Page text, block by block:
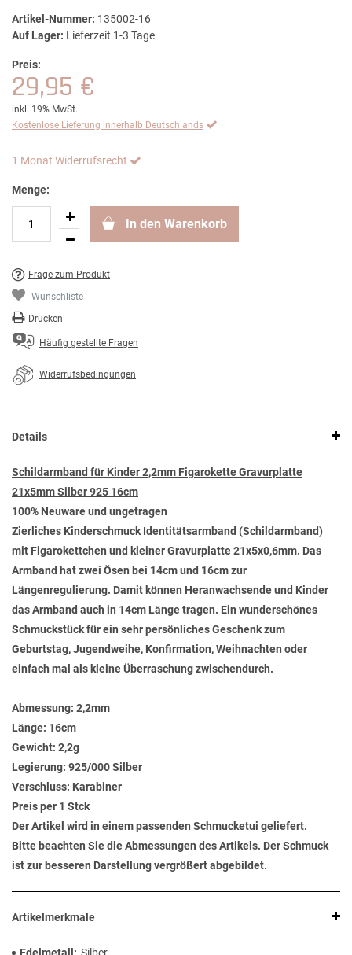
Artikel-Nummer: 135002-16
Auf Lager: Lieferzeit 1-3 Tage
Preis:
29,95 €
inkl. 19% MwSt.
Kostenlose Lieferung innerhalb Deutschlands
1 Monat Widerrufsrecht
Menge:
In den Warenkorb
Frage zum Produkt
Wunschliste
Drucken
Häufig gestellte Fragen
Widerrufsbedingungen
Details
Schildarmband für Kinder 2,2mm Figarokette Gravurplatte
21x5mm Silber 925 16cm
100% Neuware und ungetragen
Zierliches Kinderschmuck Identitätsarmband (Schildarmband)
mit Figarokettchen und kleiner Gravurplatte 21x5x0,6mm. Das
Armband hat zwei Ösen bei 14cm und 16cm zur
Längenregulierung. Damit können Heranwachsende und Kinder
das Armband auch in 14cm Länge tragen. Ein wunderschönes
Schmuckstück für ein sehr persönliches Geschenk zum
Geburtstag, Jugendweihe, Konfirmation, Weihnachten oder
einfach mal als kleine Überraschung zwischendurch.
Abmessung: 2,2mm
Länge: 16cm
Gewicht: 2,2g
Legierung: 925/000 Silber
Verschluss: Karabiner
Preis per 1 Stck
Der Artikel wird in einem passenden Schmucketui geliefert.
Bitte beachten Sie die Abmessungen des Artikels. Der Schmuck
ist zur besseren Darstellung vergrößert abgebildet.
Artikelmerkmale